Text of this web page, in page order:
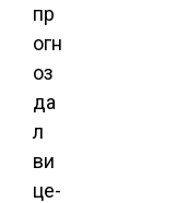
пр
огн
оз
да
л
ви
це-